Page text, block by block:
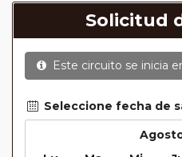
suplemento de media
almuerzos o cenas
En muchos itinerarios le
circuitos clásicos
mientras que en viajes
incluimos muchas de
circuitos incluimos
Solicitud
Este circuito se inicia
Seleccione fecha de